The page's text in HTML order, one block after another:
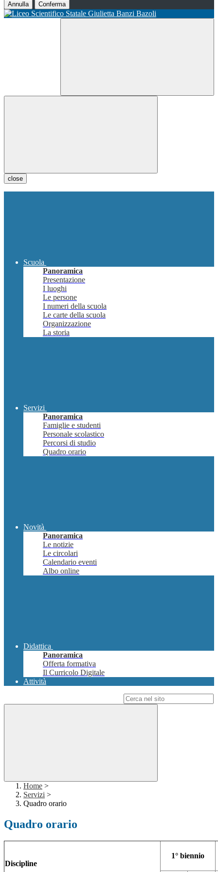
Annulla Conferma
close
Scuola
Panoramica
Presentazione
I luoghi
Le persone
I numeri della scuola
Le carte della scuola
Organizzazione
La storia
Servizi
Panoramica
Famiglie e studenti
Personale scolastico
Percorsi di studio
Quadro orario
Novità
Panoramica
Le notizie
Le circolari
Calendario eventi
Albo online
Didattica
Panoramica
Offerta formativa
Il Curricolo Digitale
Attività
Home >
Servizi >
Quadro orario
Quadro orario
Discipline
1° biennio